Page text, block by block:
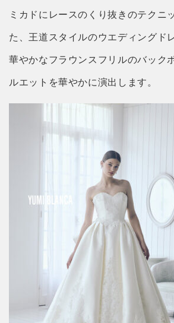
ミカドにレースのくり抜きのテクニ
た、王道スタイルのウエディングド
華やかなフラウンスフリルのバック
ルエットを華やかに演出します。